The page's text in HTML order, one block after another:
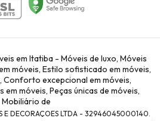
em Itatiba - Móveis de luxo, Móveis
móveis, Estilo sofisticado em móveis,
Conforto excepcional em móveis,
móveis, Peças únicas de móveis,
Mobiliário de
E DECORAÇOES LTDA - 32946045000140.